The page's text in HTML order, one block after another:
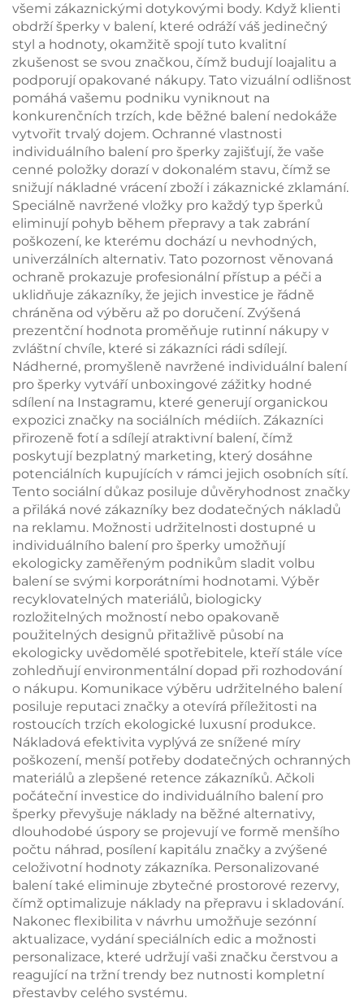
všemi zákaznickými dotykovými body. Když klienti
obdrží šperky v balení, které odráží váš jedinečný
styl a hodnoty, okamžitě spojí tuto kvalitní
zkušenost se svou značkou, čímž budují loajalitu a
podporují opakované nákupy. Tato vizuální odlišnost
pomáhá vašemu podniku vyniknout na
konkurenčních trzích, kde běžné balení nedokáže
vytvořit trvalý dojem. Ochranné vlastnosti
individuálního balení pro šperky zajišťují, že vaše
cenné položky dorazí v dokonalém stavu, čímž se
snižují nákladné vrácení zboží i zákaznické zklamání.
Speciálně navržené vložky pro každý typ šperků
eliminují pohyb během přepravy a tak zabrání
poškození, ke kterému dochází u nevhodných,
univerzálních alternativ. Tato pozornost věnovaná
ochraně prokazuje profesionální přístup a péči a
uklidňuje zákazníky, že jejich investice je řádně
chráněna od výběru až po doručení. Zvýšená
prezentční hodnota proměňuje rutinní nákupy v
zvláštní chvíle, které si zákazníci rádi sdílejí.
Nádherné, promyšleně navržené individuální balení
pro šperky vytváří unboxingové zážitky hodné
sdílení na Instagramu, které generují organickou
expozici značky na sociálních médiích. Zákazníci
přirozeně fotí a sdílejí atraktivní balení, čímž
poskytují bezplatný marketing, který dosáhne
potenciálních kupujících v rámci jejich osobních sítí.
Tento sociální důkaz posiluje důvěryhodnost značky
a přiláká nové zákazníky bez dodatečných nákladů
na reklamu. Možnosti udržitelnosti dostupné u
individuálního balení pro šperky umožňují
ekologicky zaměřeným podnikům sladit volbu
balení se svými korporátními hodnotami. Výběr
recyklovatelných materiálů, biologicky
rozložitelných možností nebo opakovaně
použitelných designů přitažlivě působí na
ekologicky uvědomělé spotřebitele, kteří stále více
zohledňují environmentální dopad při rozhodování
o nákupu. Komunikace výběru udržitelného balení
posiluje reputaci značky a otevírá příležitosti na
rostoucích trzích ekologické luxusní produkce.
Nákladová efektivita vyplývá ze snížené míry
poškození, menší potřeby dodatečných ochranných
materiálů a zlepšené retence zákazníků. Ačkoli
počáteční investice do individuálního balení pro
šperky převyšuje náklady na běžné alternativy,
dlouhodobé úspory se projevují ve formě menšího
počtu náhrad, posílení kapitálu značky a zvýšené
celoživotní hodnoty zákazníka. Personalizované
balení také eliminuje zbytečné prostorové rezervy,
čímž optimalizuje náklady na přepravu i skladování.
Nakonec flexibilita v návrhu umožňuje sezónní
aktualizace, vydání speciálních edic a možnosti
personalizace, které udržují vaši značku čerstvou a
reagující na tržní trendy bez nutnosti kompletní
přestavby celého systému.